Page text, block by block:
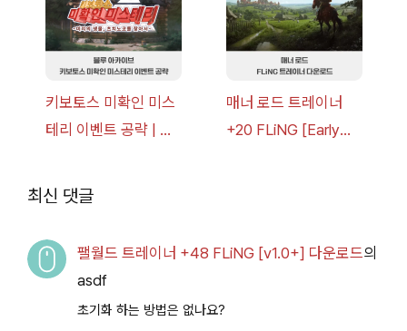
키보토스 미확인 미스
테리 이벤트 공략 | 블
매너 로드 트레이너
+20 FLiNG [Early
최신 댓글
팰월드 트레이너 +48 FLiNG [v1.0+] 다운로드의
asdf
초기화 하는 방법은 없나요?